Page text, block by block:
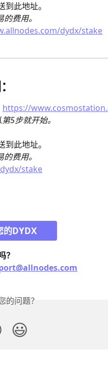
到此地址。
费用。
dydx/stake
https://
5步就开始。
到此地址。
费用。
stake
的DYDX
？
的问题？
😃